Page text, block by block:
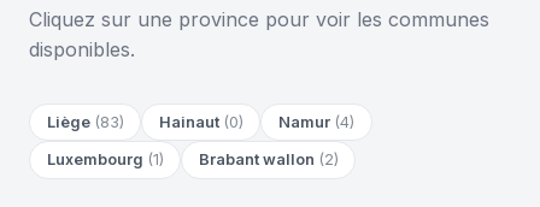
Cliquez sur une province pour voir les communes
disponibles.
Liège (83) Hainaut (0) Namur (4)
Luxembourg (1) Brabant wallon (2)